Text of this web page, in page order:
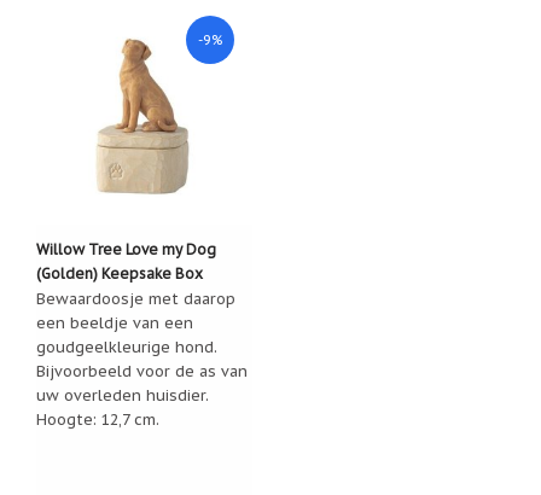
-9%
Willow Tree Love my Dog
(Golden) Keepsake Box
Bewaardoosje met daarop
een beeldje van een
goudgeelkleurige hond.
Bijvoorbeeld voor de as van
uw overleden huisdier.
Hoogte: 12,7 cm.